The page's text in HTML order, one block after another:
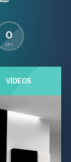
0
sec
VÍDEOS